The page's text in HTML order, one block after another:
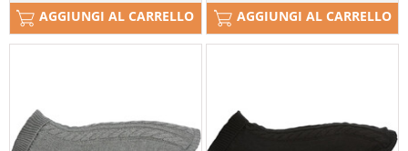
AGGIUNGI AL CARRELLO AGGIUNGI AL CARRELLO